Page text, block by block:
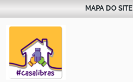
MAPA DO SITE